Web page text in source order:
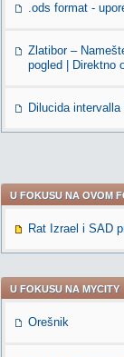
.ods format -
Zlatibor –
pogled | Direktno
Dilucida intervalla
U FOKUSU NA OVOM
Rat Izrael i SAD
U FOKUSU NA MYCITY
Orešnik